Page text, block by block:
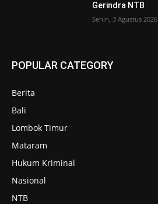
Gerindra NTB
Senin, 3 Agustus 2026
POPULAR CATEGORY
Berita
Bali
Lombok Timur
Mataram
Hukum Kriminal
Nasional
NTB